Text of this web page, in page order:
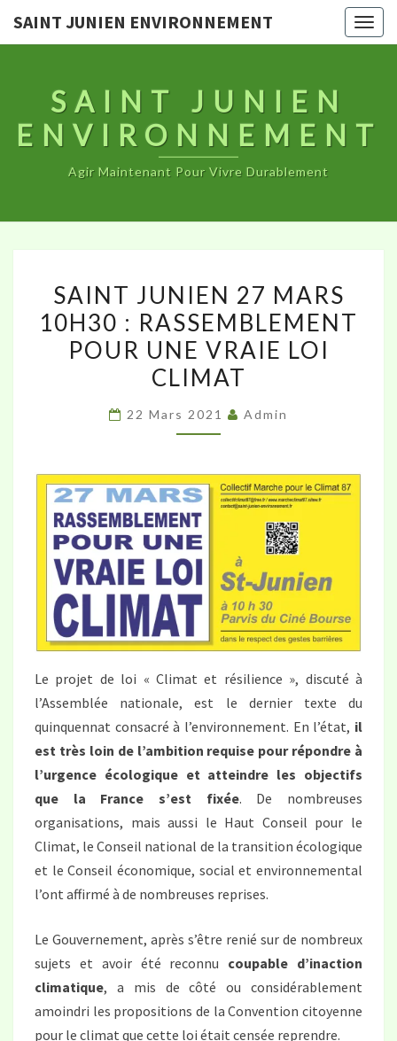
SAINT JUNIEN ENVIRONNEMENT
SAINT JUNIEN
ENVIRONNEMENT
Agir Maintenant Pour Vivre Durablement
JUNIEN
27
MARS
10H30
RASSEMBLEMENT
VRAIE
LOI
CLIMAT
SAINT JUNIEN 27 MARS
10H30 : RASSEMBLEMENT
POUR UNE VRAIE LOI
CLIMAT
22 Mars 2021 Admin
Le projet de loi « Climat et résilience », discuté à
l’Assemblée nationale, est le dernier texte du
quinquennat consacré à l’environnement. En l’état, il
est très loin de l’ambition requise pour répondre à
l’urgence écologique et atteindre les objectifs
que la France s’est fixée. De nombreuses
organisations, mais aussi le Haut Conseil pour le
Climat, le Conseil national de la transition écologique
et le Conseil économique, social et environnemental
l’ont affirmé à de nombreuses reprises.
Le Gouvernement, après s’être renié sur de nombreux
sujets et avoir été reconnu coupable d’inaction
climatique, a mis de côté ou considérablement
amoindri les propositions de la Convention citoyenne
pour le climat que cette loi était censée reprendre.